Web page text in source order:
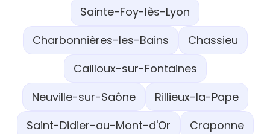
Sainte-Foy-lès-Lyon
Charbonnières-les-Bains
Chassieu
Cailloux-sur-Fontaines
Neuville-sur-Saône
Rillieux-la-Pape
Saint-Didier-au-Mont-d'Or
Craponne